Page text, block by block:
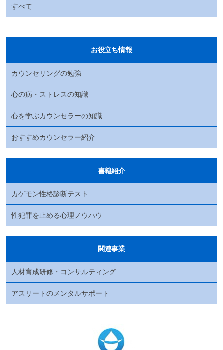
すべて
お役立ち情報
カウンセリングの勉強
心の病・ストレスの知識
心を学ぶカウンセラーの知識
おすすめカウンセラー紹介
書籍紹介
カゲモン性格診断テスト
性犯罪を止める心理ノウハウ
関連事業
人材育成研修・コンサルティング
アスリートのメンタルサポート